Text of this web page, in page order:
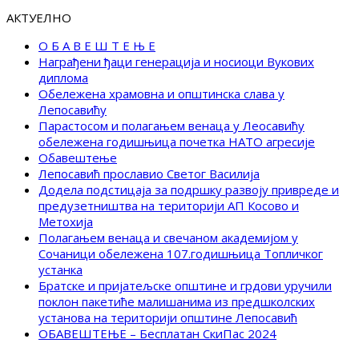
АКТУЕЛНО
О Б А В Е Ш Т Е Њ Е
Награђени ђаци генерација и носиоци Вукових
диплома
Обележена храмовна и општинска слава у
Лепосавићу
Парастосом и полагањем венаца у Леосавићу
обележена годишњица почетка НАТО агресије
Обавештење
Лепосавић прославио Светог Василија
Додела подстицаја за подршку развоју привреде и
предузетништва на територији АП Косово и
Метохија
Полагањем венаца и свечаном академијом у
Сочаници обележена 107.годишњица Топличког
устанка
Братске и пријатељске општине и грдови уручили
поклон пакетиће малишанима из предшколских
установа на територији општине Лепосавић
ОБАВЕШТЕЊЕ – Бесплатан СкиПас 2024